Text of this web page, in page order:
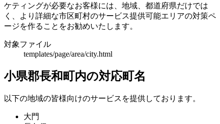
ケティングが必要なお客様には、地域、都道府県だけでは
く、より詳細な市区町村のサービス提供可能エリアの対策ペ
ージを作ることをお勧めいたします。
対象ファイル
templates/page/area/city.html
小県郡長和町内の対応町名
以下の地域の皆様向けのサービスを提供しております。
大門